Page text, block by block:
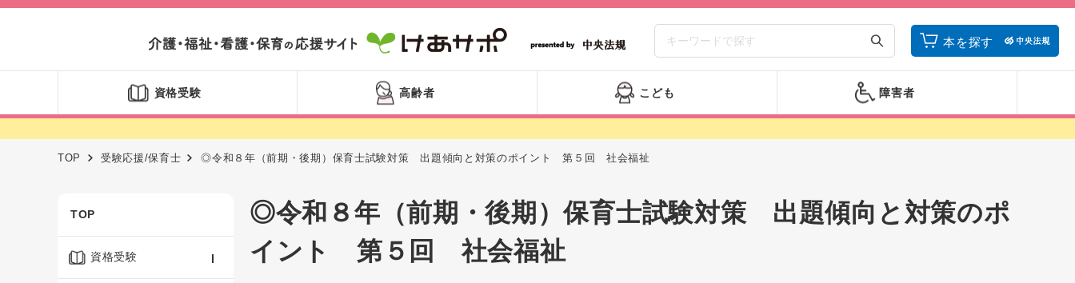
本を探す
資格受験 高齢者 こども 障害者
TOP 受験応援/保育士 ◎令和８年（前期・後期）保育士試験対策 出題傾向と対策のポイント 第５回 社会福祉
TOP
資格受験
◎令和８年（前期・後期）保育士試験対策 出題傾向と対策のポ
イント 第５回 社会福祉